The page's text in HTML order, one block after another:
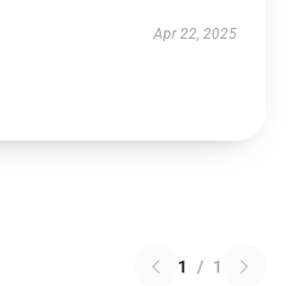
Apr 22, 2025
1 / 1